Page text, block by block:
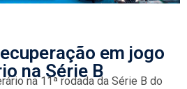
em jogo
na Série B
na 11ª rodada da Série B do